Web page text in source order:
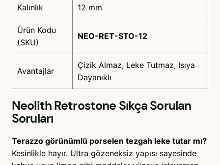
Kalınlık 12 mm
Ürün Kodu
(SKU)
NEO-RET-STO-12
Avantajlar
Çizik Almaz, Leke Tutmaz, Isıya
Dayanıklı
Neolith Retrostone Sıkça Sorulan
Soruları
Terazzo görünümlü porselen tezgah leke tutar mı?
Kesinlikle hayır. Ultra gözeneksiz yapısı sayesinde